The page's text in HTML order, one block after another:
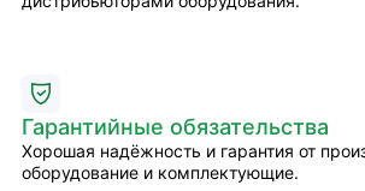
Гарантийные обязательства
Хорошая надёжность и гарантия от
оборудование и комплектующие.